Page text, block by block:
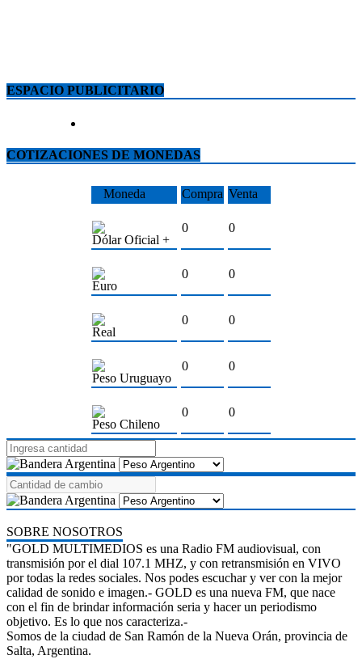
ESPACIO PUBLICITARIO
COTIZACIONES DE MONEDAS
Moneda Compra Venta
Dólar Oficial +
0 0
Euro
0 0
Real
0 0
Peso Uruguayo
0 0
Peso Chileno
0 0
SOBRE NOSOTROS
"GOLD MULTIMEDIOS es una Radio FM audiovisual, con
transmisión por el dial 107.1 MHZ, y con retransmisión en VIVO
por todas la redes sociales. Nos podes escuchar y ver con la mejor
calidad de sonido e imagen.- GOLD es una nueva FM, que nace
con el fin de brindar información seria y hacer un periodismo
objetivo. Es lo que nos caracteriza.-
Somos de la ciudad de San Ramón de la Nueva Orán, provincia de
Salta, Argentina.